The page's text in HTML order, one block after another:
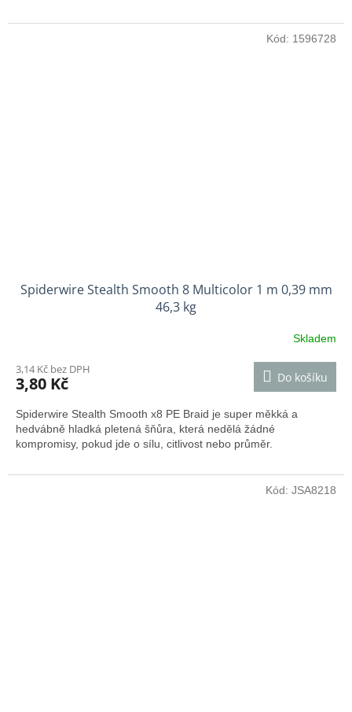
Spiderwire Stealth Smooth 8 Multicolor 1 m 0,39 mm
46,3 kg
Skladem
3,14 Kč bez DPH
3,80 Kč Do košíku
Spiderwire Stealth Smooth x8 PE Braid je super měkká a
hedvábně hladká pletená šňůra, která nedělá žádné
kompromisy, pokud jde o sílu, citlivost nebo průměr.
Kód: 1596728
Kód: JSA8218